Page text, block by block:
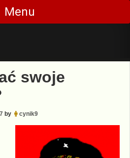
Menu
swoje
by cynik9